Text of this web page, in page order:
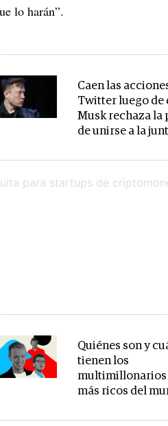
lo harán”.
Caen las
Twitter luego de
Musk rechaza la
de unirse a la
Quiénes son y
tienen los
multimillonarios
más ricos del